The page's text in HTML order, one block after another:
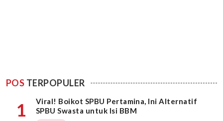
POS TERPOPULER
1
Viral! Boikot SPBU Pertamina, Ini Alternatif
SPBU Swasta untuk Isi BBM